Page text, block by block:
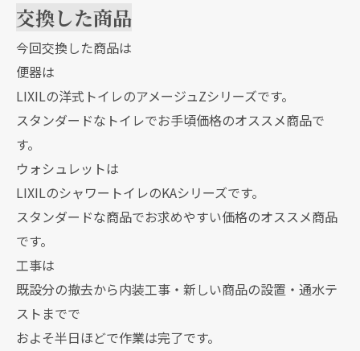
交換した商品
今回交換した商品は
便器は
LIXILの洋式トイレのアメージュZシリーズです。
スタンダードなトイレでお手頃価格のオススメ商品で
す。
ウォシュレットは
LIXILのシャワートイレのKAシリーズです。
スタンダードな商品でお求めやすい価格のオススメ商品
です。
工事は
既設分の撤去から内装工事・新しい商品の設置・通水テ
ストまでで
およそ半日ほどで作業は完了です。